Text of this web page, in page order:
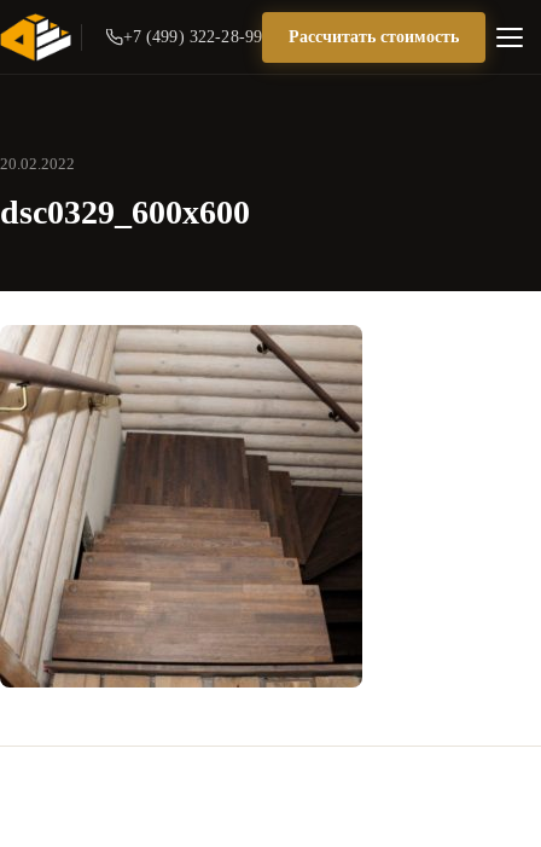
+7 (499) 322-28-99 Рассчитать стоимость
20.02.2022
dsc0329_600x600